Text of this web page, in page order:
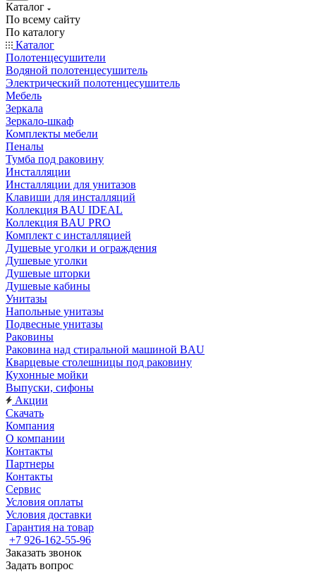
Каталог
По всему сайту
По каталогу
Каталог
Полотенцесушители
Водяной полотенцесушитель
Электрический полотенцесушитель
Мебель
Зеркала
Зеркало-шкаф
Комплекты мебели
Пеналы
Тумба под раковину
Инсталляции
Инсталляции для унитазов
Клавиши для инсталляций
Коллекция BAU IDEAL
Коллекция BAU PRO
Комплект с инсталляцией
Душевые уголки и ограждения
Душевые уголки
Душевые шторки
Душевые кабины
Унитазы
Напольные унитазы
Подвесные унитазы
Раковины
Раковина над стиральной машиной BAU
Кварцевые столешницы под раковину
Кухонные мойки
Выпуски, сифоны
Акции
Скачать
Компания
О компании
Контакты
Партнеры
Контакты
Сервис
Условия оплаты
Условия доставки
Гарантия на товар
+7 926-162-55-96
Заказать звонок
Задать вопрос